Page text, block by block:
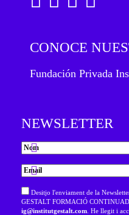
CONOCE
Fundación Privada
NEWSLETTER
Desitjo l'enviament de la
GESTALT FORMACIÓ
ig@institutgestalt.com . He llegit i